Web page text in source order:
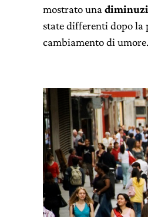
mostrato una
state differenti dopo la
cambiamento di umore.